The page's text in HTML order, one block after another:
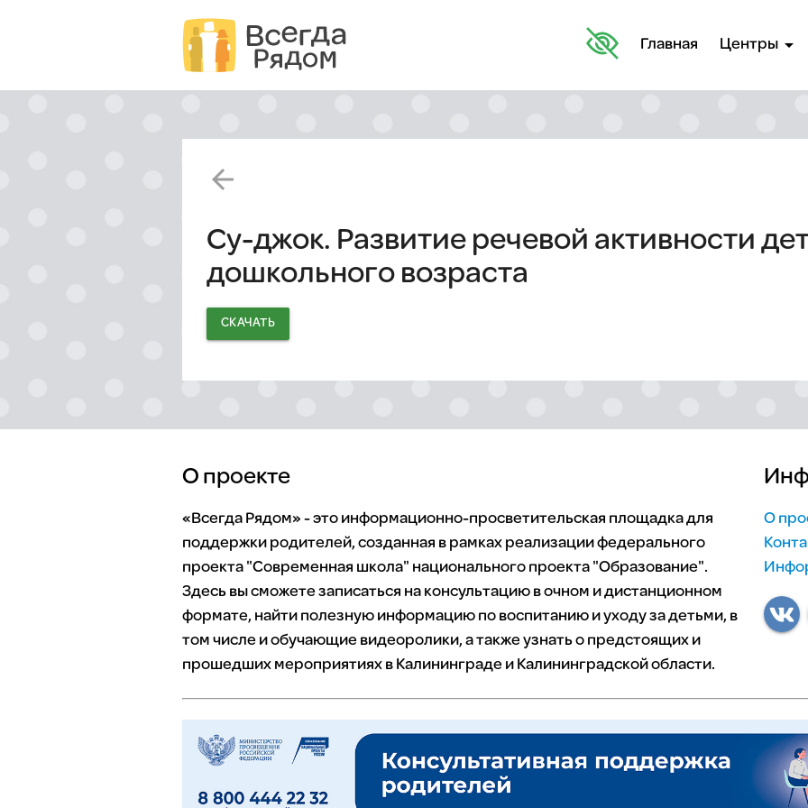
Главная Центры arrow_drop_down
arrow_back
Су-джок. Развитие речевой активности
дошкольного возраста
СКАЧАТЬ
О проекте
«Всегда Рядом» - это информационно-просветительская площадка для
поддержки родителей, созданная в рамках реализации федерального
проекта "Современная школа" национального проекта "Образование".
Здесь вы сможете записаться на консультацию в очном и дистанционном
формате, найти полезную информацию по воспитанию и уходу за детьми, в
том числе и обучающие видеоролики, а также узнать о предстоящих и
прошедших мероприятиях в Калининграде и Калининградской области.
О